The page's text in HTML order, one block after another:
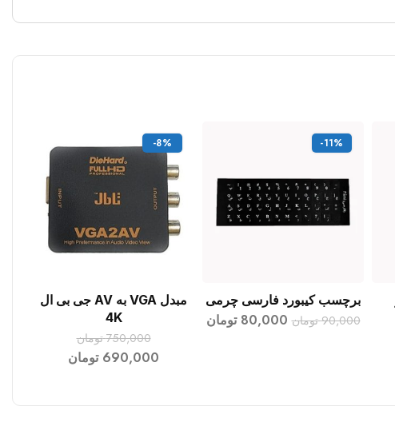
-11%
افزودن به سبد خرید
برچسب کیبورد فارسی چرمی
90,000 تومان 80,000 تومان
-8%
افزودن به سبد خریدمبدل VGA به AV جی بی ال
4K
750,000 تومان
690,000 تومان